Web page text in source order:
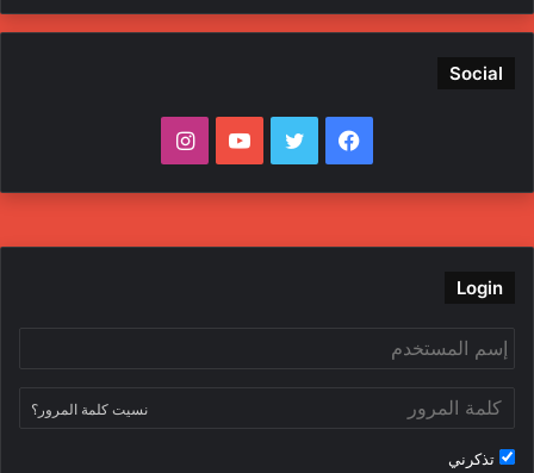
Social
ي
و
و
ن
Login
نسيت كلمة المرور؟
تذكرني